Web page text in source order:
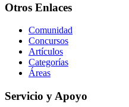
Otros Enlaces
Comunidad
Concursos
Artículos
Categorías
Áreas
Servicio y Apoyo